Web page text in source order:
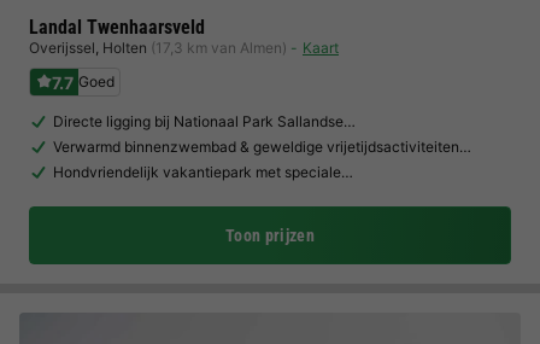
Landal Twenhaarsveld
Overijssel, Holten (17,3 km van Almen) Kaart
7.7 Goed
Directe ligging bij Nationaal Park Sallandse…
Verwarmd binnenzwembad & geweldige vrijetijdsactiviteiten…
Hondvriendelijk vakantiepark met speciale…
Toon prijzen